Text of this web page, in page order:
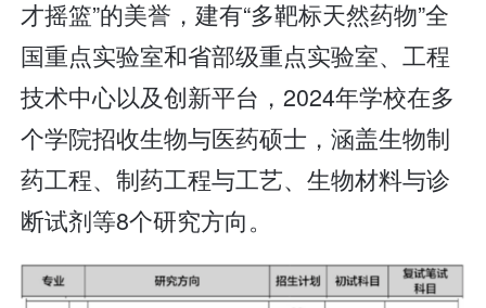
才摇篮”的美誉，建有“多靶标天然药物”全
国重点实验室和省部级重点实验室、工程
技术中心以及创新平台，2024年学校在多
个学院招收生物与医药硕士，涵盖生物制
药工程、制药工程与工艺、生物材料与诊
断试剂等8个研究方向。